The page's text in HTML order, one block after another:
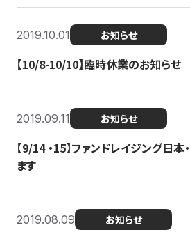
2019.10.01 お知らせ
【10/8-10/10】臨時休業のお知らせ
2019.09.11 お知らせ
【9/14 ・15】ファンドレイジング日本
ます
2019.08.09 お知らせ